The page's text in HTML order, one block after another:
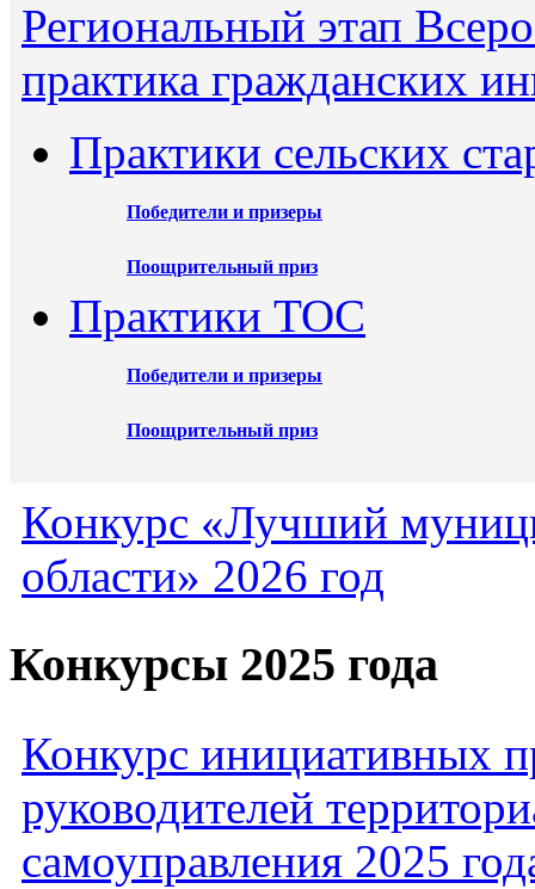
Региональный этап
практика гражданских
Практики сельских
Победители и призеры
Поощрительный приз
Практики ТОС
Победители и призеры
Поощрительный приз
Конкурс «Лучший
области» 2026 год
Конкурсы 2025 года
Конкурс инициативных
руководителей
самоуправления 2025